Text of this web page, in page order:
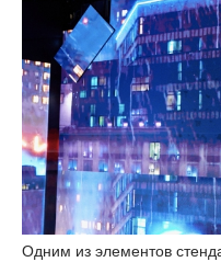
Одним из элементов